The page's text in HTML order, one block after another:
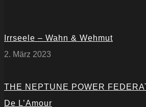
Irrseele – Wahn & Wehmut
2. März 2023
THE NEPTUNE POWER
De L’Amour